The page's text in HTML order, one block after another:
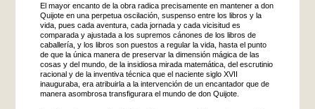
El mayor encanto de la obra radica precisamente en mantener a don
Quijote en una perpetua oscilación, suspenso entre los libros y la
vida, pues cada aventura, cada jornada y cada vicisitud es
comparada y ajustada a los supremos cánones de los libros de
caballería, y los libros son puestos a regular la vida, hasta el punto
de que la única manera de preservar la dimensión mágica de las
cosas y del mundo, de la insidiosa mirada matemática, del escrutinio
racional y de la inventiva técnica que el naciente siglo XVII
inauguraba, era atribuirla a la intervención de un encantador que de
manera asombrosa transfigurara el mundo de don Quijote.